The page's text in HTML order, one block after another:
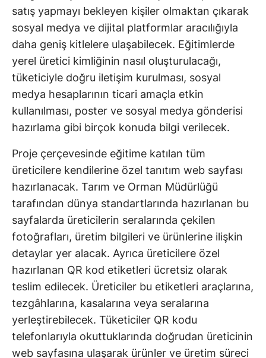
satış yapmayı bekleyen kişiler olmaktan çıkarak
sosyal medya ve dijital platformlar aracılığıyla
daha geniş kitlelere ulaşabilecek. Eğitimlerde
yerel üretici kimliğinin nasıl oluşturulacağı,
tüketiciyle doğru iletişim kurulması, sosyal
medya hesaplarının ticari amaçla etkin
kullanılması, poster ve sosyal medya gönderisi
hazırlama gibi birçok konuda bilgi verilecek.
Proje çerçevesinde eğitime katılan tüm
üreticilere kendilerine özel tanıtım web sayfası
hazırlanacak. Tarım ve Orman Müdürlüğü
tarafından dünya standartlarında hazırlanan bu
sayfalarda üreticilerin seralarında çekilen
fotoğrafları, üretim bilgileri ve ürünlerine ilişkin
detaylar yer alacak. Ayrıca üreticilere özel
hazırlanan QR kod etiketleri ücretsiz olarak
teslim edilecek. Üreticiler bu etiketleri araçlarına,
tezgâhlarına, kasalarına veya seralarına
yerleştirebilecek. Tüketiciler QR kodu
telefonlarıyla okuttuklarında doğrudan üreticinin
web sayfasına ulaşarak ürünler ve üretim süreci